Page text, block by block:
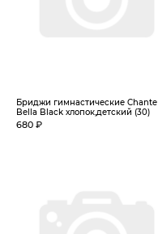
Бриджи гимнастические Chante
Bella Black хлопок,детский (30)
680 ₽